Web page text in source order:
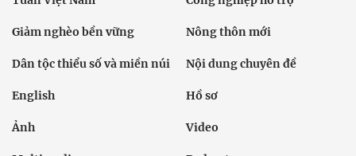
Giảm nghèo bền vững Nông thôn mới
Dân tộc thiểu số và miền núi Nội dung chuyên đề
English Hồ sơ
Ảnh Video